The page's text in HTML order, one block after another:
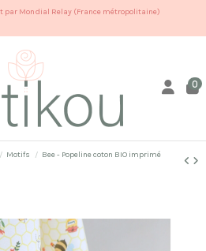
par Mondial Relay (France métropolitaine)
0
Motifs
Bee - Popeline coton BIO imprimé